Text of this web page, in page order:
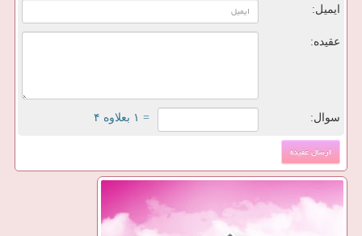
ایمیل:
عقیده:
سوال: = ۱ بعلاوه ۴